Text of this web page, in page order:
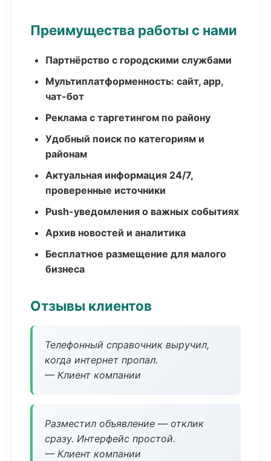
Преимущества работы с нами
Партнёрство с городскими службами
Мультиплатформенность: сайт, app,
чат-бот
Реклама с таргетингом по району
Удобный поиск по категориям и
районам
Актуальная информация 24/7,
проверенные источники
Push-уведомления о важных событиях
Архив новостей и аналитика
Бесплатное размещение для малого
бизнеса
Отзывы клиентов
Телефонный справочник выручил,
когда интернет пропал.
— Клиент компании
Разместил объявление — отклик
сразу. Интерфейс простой.
— Клиент компании